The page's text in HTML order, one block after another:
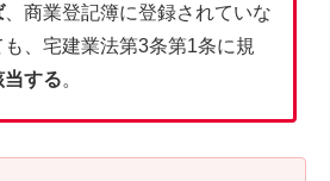
、商業登記簿に登録されていな
、宅建業法第3条第1条に規
する。